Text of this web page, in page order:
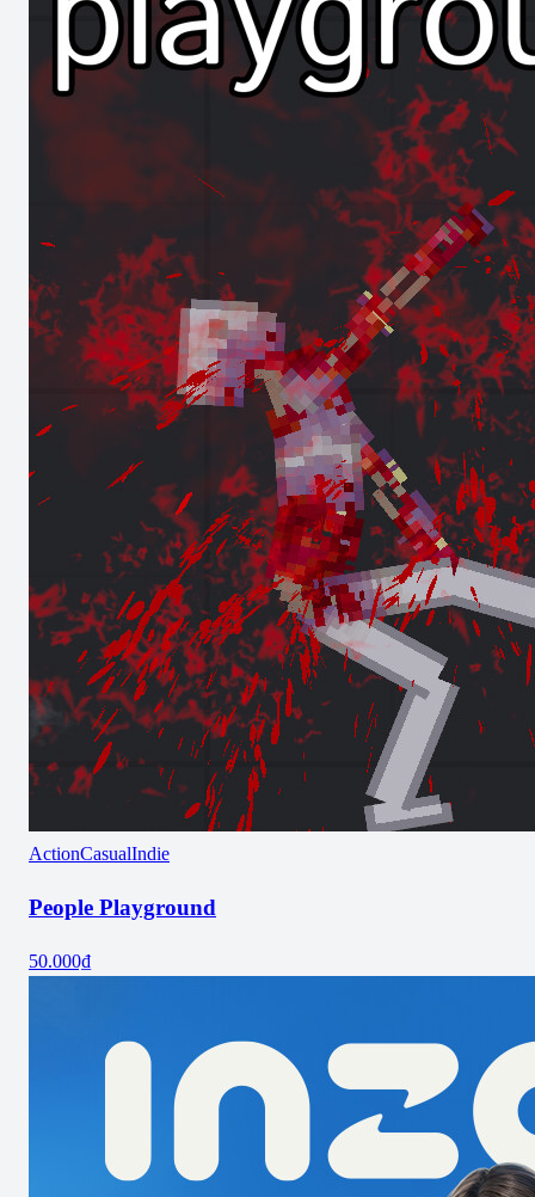
ActionCasualIndie
People Playground
50.000₫